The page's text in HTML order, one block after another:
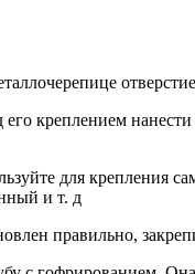
креплением
для крепления
и т. д
правильно,